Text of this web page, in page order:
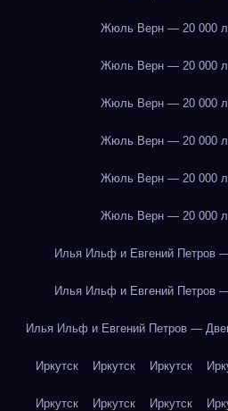
Жюль Верн — 20 000
Жюль Верн — 20 000
Жюль Верн — 20 000
Жюль Верн — 20 000
Жюль Верн — 20 000
Жюль Верн — 20 000
Илья Ильф и Евгений Петров
Илья Ильф и Евгений Петров
Илья Ильф и Евгений Петров —
Иркутск Иркутск Иркутск
Иркутск Иркутск Иркутск